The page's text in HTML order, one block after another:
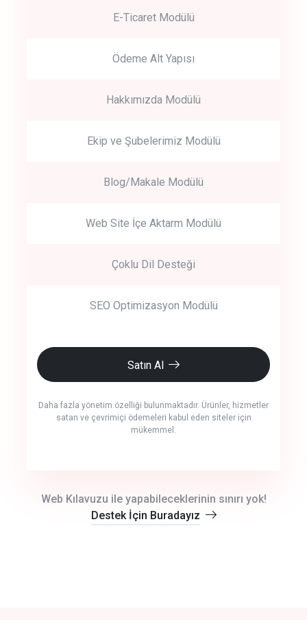
E-Ticaret Modülü
Ödeme Alt Yapısı
Hakkımızda Modülü
Ekip ve Şubelerimiz Modülü
Blog/Makale Modülü
Web Site İçe Aktarm Modülü
Çoklu Dil Desteği
SEO Optimizasyon Modülü
Satın Al
Daha fazla yönetim özelliği bulunmaktadır. Ürünler, hizmetler
satan ve çevrimiçi ödemeleri kabul eden siteler için
mükemmel.
Web Kılavuzu ile yapabileceklerinin sınırı yok!
Destek İçin Buradayız